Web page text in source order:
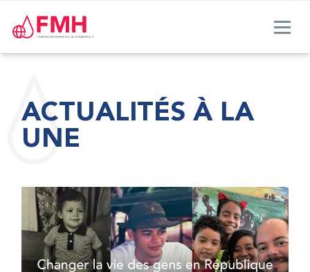
ACTUALITÉS À LA
UNE